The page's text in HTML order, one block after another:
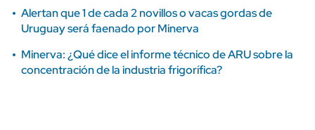
Alertan que 1 de cada 2 novillos o vacas gordas de
Uruguay será faenado por Minerva
Minerva: ¿Qué dice el informe técnico de ARU sobre la
concentración de la industria frigorífica?